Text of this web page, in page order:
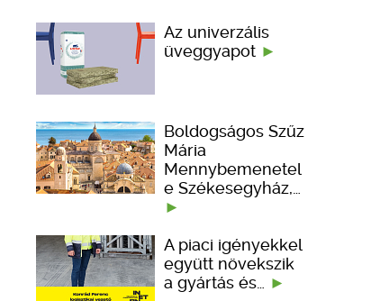
Az univerzális
üveggyapot
Boldogságos Szűz
Mária
Mennybemenetel
e Székesegyház,…
A piaci igényekkel
együtt növekszik
a gyártás és…